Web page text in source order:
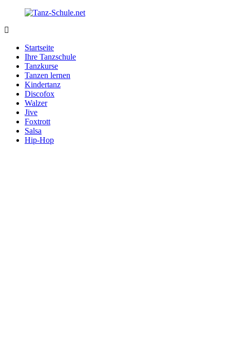
Zurück
Inhalt
Schule.net
Tanzschule
Internet
Startseite
Ihre Tanzschule
Tanzkurse
Tanzen lernen
Kindertanz
Discofox
Walzer
Jive
Foxtrott
Salsa
Hip-Hop